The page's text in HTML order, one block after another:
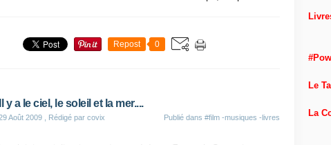
Repost 0
Il y a le ciel, le soleil et la mer....
Août 2009 , Rédigé par covix Publié dans #film -musiques -livres
Le
La